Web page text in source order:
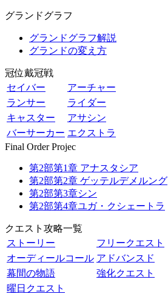
グランドグラフ
グランドグラフ解説
グランドの変え方
冠位戴冠戦
セイバー
アーチャー
ランサー
ライダー
キャスター
アサシン
バーサーカー エクストラ
Final Order Projec
第2部第1章 アナスタシア
第2部第2章 ゲッテルデメルング
第2部第3章シン
第2部第4章ユガ・クシェートラ
クエスト攻略一覧
ストーリー
フリークエスト
オーディールコール アドバンスド
幕間の物語
強化クエスト
曜日クエスト